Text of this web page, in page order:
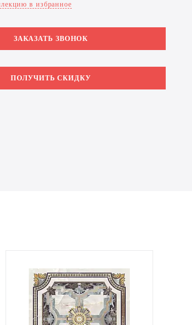
в избранное
ЗАКАЗАТЬ ЗВОНОК
ПОЛУЧИТЬ СКИДКУ